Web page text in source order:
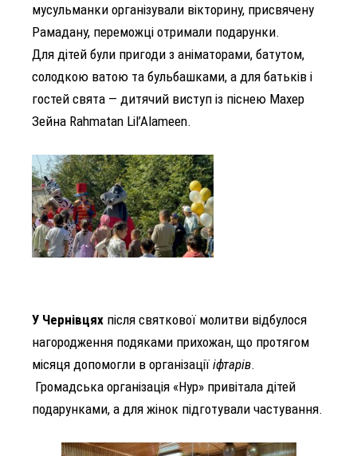
мусульманки організували вікторину, присвячену
Рамадану, переможці отримали подарунки.
Для дітей були пригоди з аніматорами, батутом,
солодкою ватою та бульбашками, а для батьків і
гостей свята — дитячий виступ із піснею Махер
Зейна Rahmatan Lil’Alameen.
У Чернівцях після святкової молитви відбулося
нагородження подяками прихожан, що протягом
місяця допомогли в організації іфтарів.
Громадська організація «Нур» привітала дітей
подарунками, а для жінок підготували частування.